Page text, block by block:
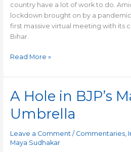
country have a lot of work to do.
lockdown brought on by a
first massive virtual meeting with its
Bihar.
Read More »
A Hole in BJP’s
Umbrella
Leave a Comment / Commentaries,
Maya Sudhakar
A
Hole
Maharashtra
Umbrella